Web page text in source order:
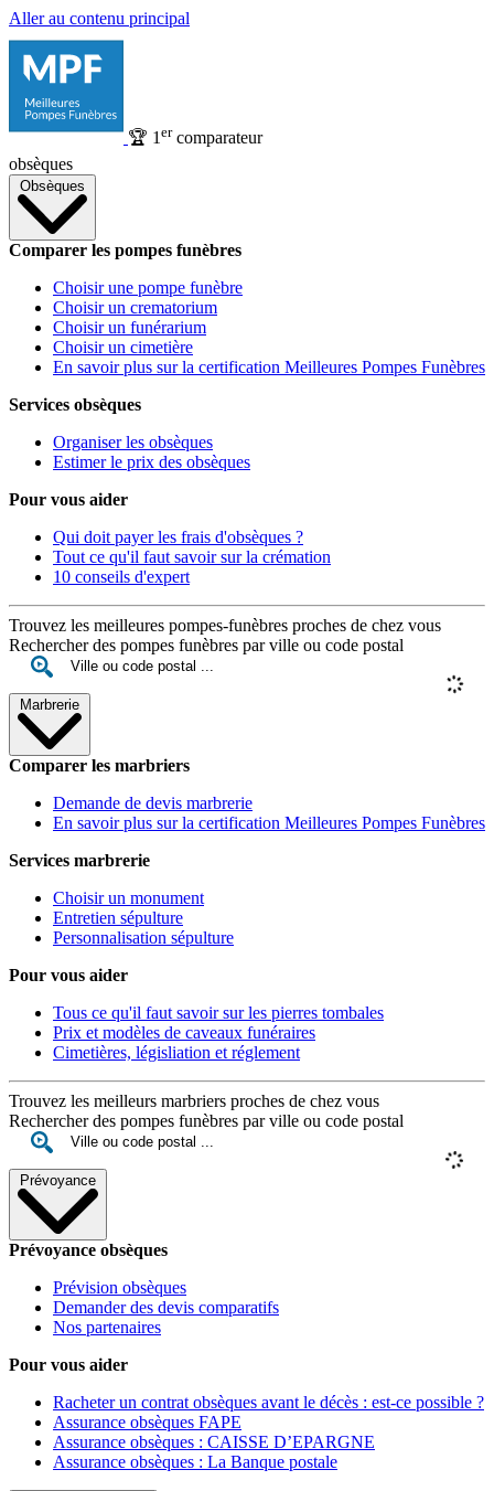
Aller au contenu principal
🏆 1 ercomparateur
obsèques
Obsèques
Comparer les pompes funèbres
Choisir une pompe funèbre
Choisir un crematorium
Choisir un funérarium
Choisir un cimetière
En savoir plus sur la certification Meilleures Pompes Funèbres
Services obsèques
Organiser les obsèques
Estimer le prix des obsèques
Pour vous aider
Qui doit payer les frais d'obsèques ?
Tout ce qu'il faut savoir sur la crémation
10 conseils d'expert
Trouvez les meilleures pompes-funèbres proches de chez vous
Rechercher des pompes funèbres par ville ou code postal
Marbrerie
Comparer les marbriers
Demande de devis marbrerie
En savoir plus sur la certification Meilleures Pompes Funèbres
Services marbrerie
Choisir un monument
Entretien sépulture
Personnalisation sépulture
Pour vous aider
Tous ce qu'il faut savoir sur les pierres tombales
Prix et modèles de caveaux funéraires
Cimetières, législiation et réglement
Trouvez les meilleurs marbriers proches de chez vous
Rechercher des pompes funèbres par ville ou code postal
Prévoyance
Prévoyance obsèques
Prévision obsèques
Demander des devis comparatifs
Nos partenaires
Pour vous aider
Racheter un contrat obsèques avant le décès : est-ce possible ?
Assurance obsèques FAPE
Assurance obsèques : CAISSE D’EPARGNE
Assurance obsèques : La Banque postale